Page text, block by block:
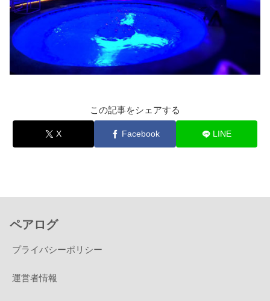
この記事をシェアする
X Facebook LINE
ペアログ
プライバシーポリシー
運営者情報